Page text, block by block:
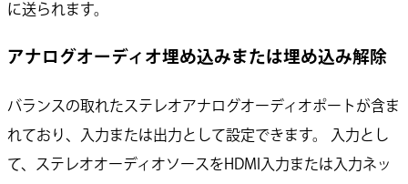
に送られます。
アナログオーディオ埋め込みまたは埋め込み解除
バランスの取れたステレオアナログオーディオポートが含ま
れており、入力または出力として設定できます。 入力とし
て、ステレオオーディオソースをHDMI入力または入力ネッ